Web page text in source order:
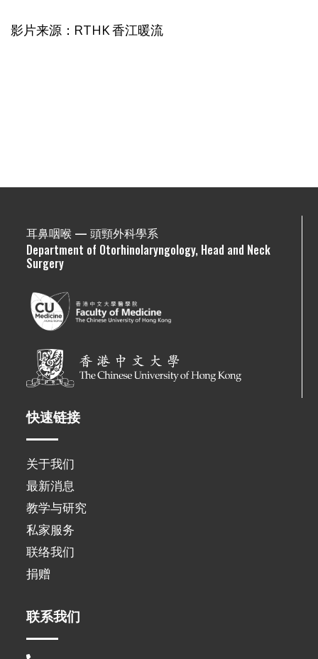
影片来源：RTHK 香江暖流
耳鼻咽喉 — 頭頸外科學系
Department of Otorhinolaryngology, Head and Neck
Surgery
快速链接
关于我们
最新消息
教学与研究
私家服务
联络我们
捐赠
联系我们